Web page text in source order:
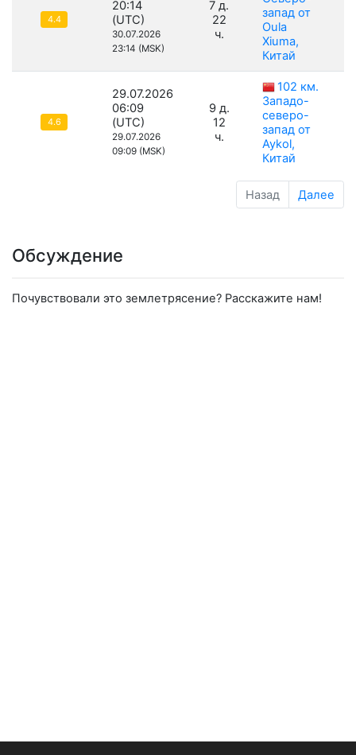
4.4
20:14
(UTC)
30.07.2026
23:14 (MSK)
7 д.
22
ч.
запад от
Oula
Xiuma,
Китай
4.6
29.07.2026
06:09
(UTC)
29.07.2026
09:09 (MSK)
9 д.
12
ч.
102 км.
Западо-
северо-
запад от
Aykol,
Китай
Назад Далее
Обсуждение
Почувствовали это землетрясение? Расскажите нам!